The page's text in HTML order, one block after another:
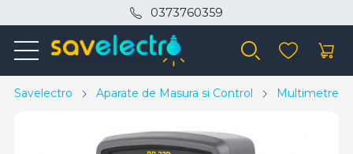
0373760359
Savelectro Aparate de Masura si Control Multimetre si